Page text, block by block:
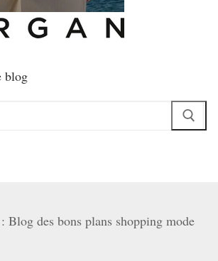
blog
Blog des bons plans shopping mode